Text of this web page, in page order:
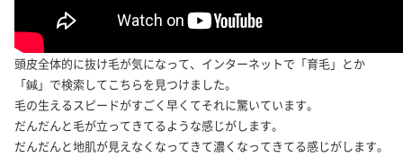
頭皮全体的に抜け毛が気になって、インターネットで「育毛」とか
「鍼」で検索してこちらを見つけました。
毛の生えるスピードがすごく早くてそれに驚いています。
だんだんと毛が立ってきてるような感じがします。
だんだんと地肌が見えなくなってきて濃くなってきてる感じがします。